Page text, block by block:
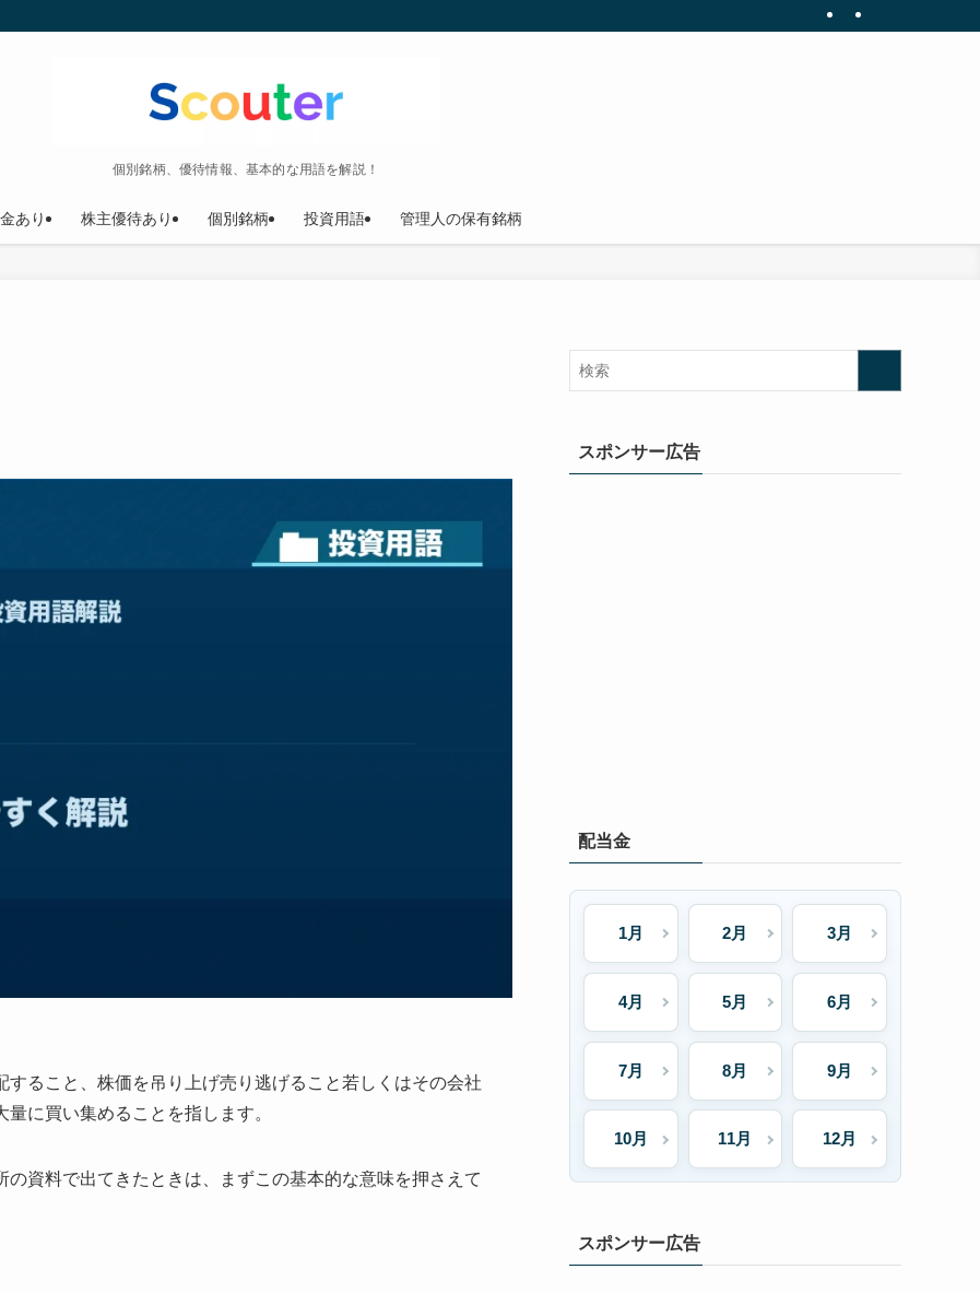
個別銘柄、優待情報、基本的な用語を解説！
あり 株主優待あり 個別銘柄 投資用語 管理人の保有銘柄
ること、株価を吊り上げ売り逃げること若しくはその会社
に買い集めることを指します。
資料で出てきたときは、まずこの基本的な意味を押さえて
スポンサー広告
配当金
1月 2月 3月
4月 5月 6月
7月 8月 9月
10月 11月 12月
スポンサー広告